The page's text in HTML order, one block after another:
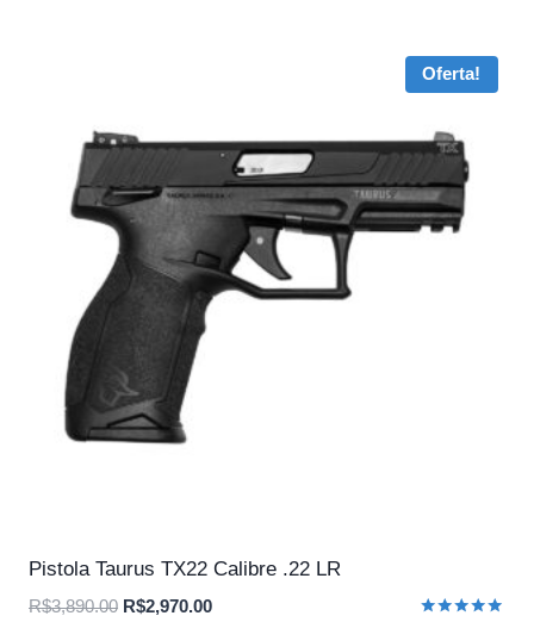
Oferta!
Pistola Taurus TX22 Calibre .22 LR
R$3,890.00 O
R$2,970.00O